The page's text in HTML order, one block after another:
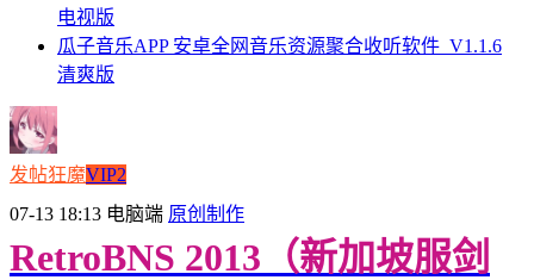
电视版
瓜子音乐APP 安卓全网音乐资源聚合收听软件_V1.1.6
清爽版
发帖狂魔VIP2
07-13 18:13 电脑端 原创制作
RetroBNS 2013（新加坡服剑